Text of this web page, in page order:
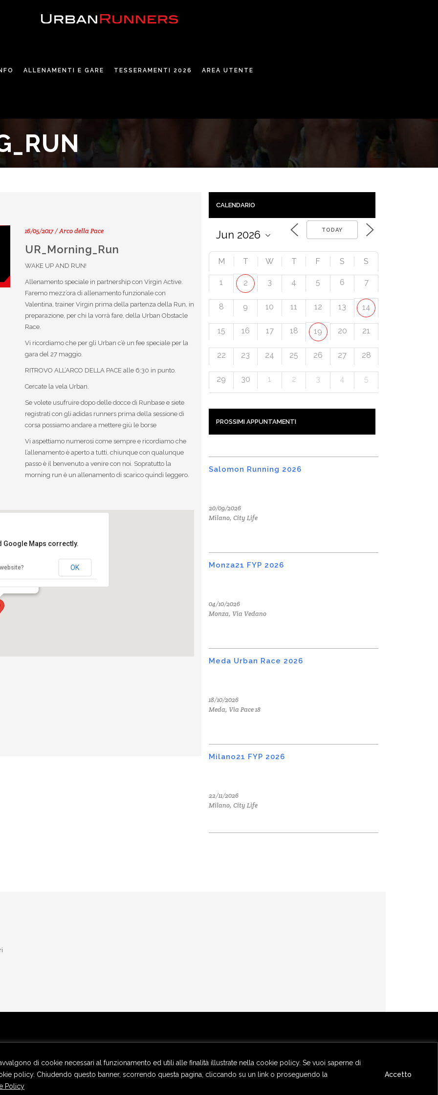
di cookie necessari al funzionamento ed utili alle finalità illustrate nella cookie policy. Se vuoi saperne di
policy. Chiudendo questo banner, scorrendo questa pagina, cliccando su un link o proseguendo la
Policy
Accetto
ALLENAMENTI E GARE TESSERAMENTI 2026 AREA UTENTE
16/05/2017 / Arco della Pace
UR_Morning_Run
WAKE UP AND RUN!
Allenamento speciale in partnership con Virgin Active.
Faremo mezz’ora di allenamento funzionale con
Valentina, trainer Virgin prima della partenza della Run, in
preparazione, per chi la vorrà fare, della Urban Obstacle
Race.
Vi ricordiamo che per gli Urban c’è un fee speciale per la
gara del 27 maggio.
RITROVO ALL’ARCO DELLA PACE alle 6:30 in punto.
Cercate la vela Urban.
Se volete usufruire dopo delle docce di Runbase e siete
registrati con gli adidas runners prima della sessione di
corsa possiamo andare a mettere giù le borse
Vi aspettiamo numerosi come sempre e ricordiamo che
l’allenamento è aperto a tutti, chiunque con qualunque
passo è il benvenuto a venire con noi. Sopratutto la
morning run è un allenamento di scarico quindi leggero.
Google Maps correctly.
OK
CALENDARIO
TODAY
M T W T F S S
1 2 3 4 5 6 7
8 9 10 11 12 13 14
15 16 17 18 19 20 21
22 23 24 25 26 27 28
29 30 1 2 3 4 5
PROSSIMI APPUNTAMENTI
Salomon Running 2026
20/09/2026
Milano, City Life
Monza21 FYP 2026
04/10/2026
Monza, Via Vedano
Meda Urban Race 2026
18/10/2026
Meda, Via Pace 18
Milano21 FYP 2026
22/11/2026
Milano, City Life